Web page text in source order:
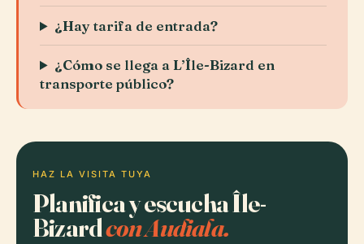
¿Hay tarifa de entrada?
¿Cómo se llega a L’Île-Bizard en
transporte público?
HAZ LA VISITA TUYA
Planifica y escucha Île-
Bizardcon Audiala.